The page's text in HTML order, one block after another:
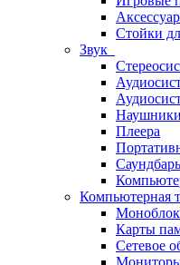
Стойки
Звук
Наушники
Плеера
Компьютерная
Карты
Сетевое